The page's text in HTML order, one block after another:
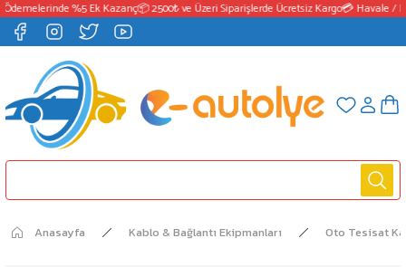
%5 Ek Kazanç📦 2500₺ ve Üzeri Siparişlerde Ücretsiz Kargo💳 Havale /
Anasayfa Kablo & Bağlantı Ekipmanları Oto Tesisat